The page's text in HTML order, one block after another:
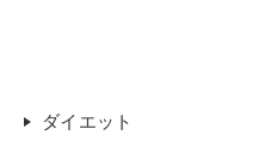
ダイエット